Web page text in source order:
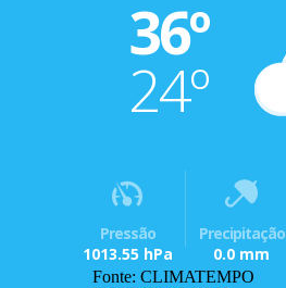
36º
24º
Pressão
1013.55 hPa
Precipitação
0.0 mm
Fonte: CLIMATEMPO